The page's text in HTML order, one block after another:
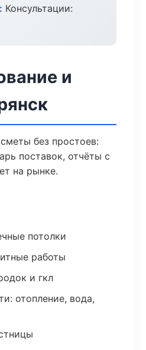
Консультации:
и
без простоев:
поставок, отчёты с
на рынке.
потолки
работы
и гкл
отопление, вода,